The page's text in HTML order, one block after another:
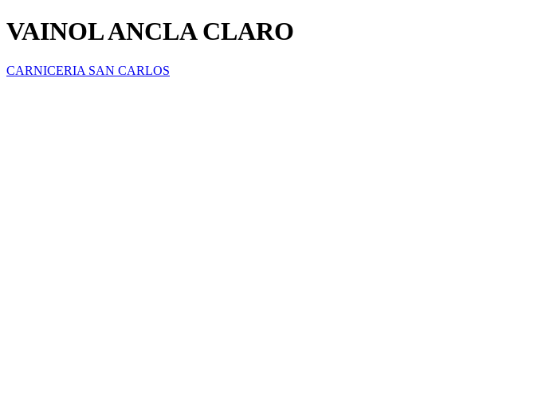
VAINOL ANCLA CLARO
CARNICERIA SAN CARLOS